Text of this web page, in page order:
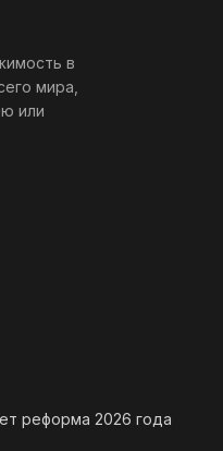
в
мира,
или
реформа 2026 года